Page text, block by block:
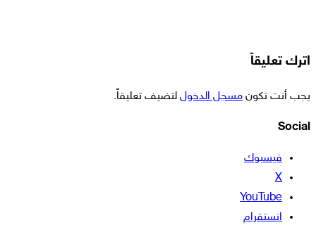
اترك تعليقاً
يجب أنت تكون مسجل الدخول لتضيف تعليقاً.
Social
فيسبوك
‫X
‫YouTube
انستقرام